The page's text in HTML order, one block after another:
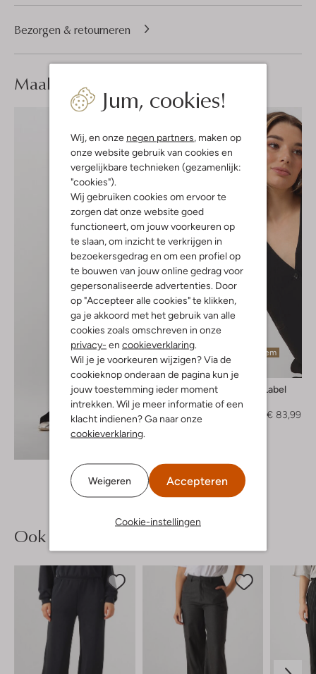
Jum, cookies!
Wij, en onze negen partners, maken op
onze website gebruik van cookies en
vergelijkbare technieken (gezamenlijk:
"cookies").
Wij gebruiken cookies om ervoor te
zorgen dat onze website goed
functioneert, om jouw voorkeuren op
te slaan, om inzicht te verkrijgen in
bezoekersgedrag en om een profiel op
te bouwen van jouw online gedrag voor
gepersonaliseerde advertenties. Door
op "Accepteer alle cookies" te klikken,
ga je akkoord met het gebruik van alle
cookies zoals omschreven in onze
privacy- en cookieverklaring.
Wil je je voorkeuren wijzigen? Via de
cookieknop onderaan de pagina kun je
jouw toestemming ieder moment
intrekken. Wil je meer informatie of een
klacht indienen? Ga naar onze
cookieverklaring.
Weigeren Accepteren
Cookie-instellingen
Bezorgen & retourneren
Maak je look compleet
Laatste item
Alix The Label
Gilet
€ 83,99
Ook iets voor jou?